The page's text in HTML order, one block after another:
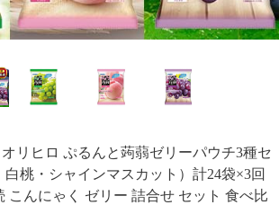
オリヒロ ぷるんと蒟蒻ゼリーパウチ3種セ
白桃・シャインマスカット）計24袋×3回
こんにゃく ゼリー 詰合せ セット 食べ比